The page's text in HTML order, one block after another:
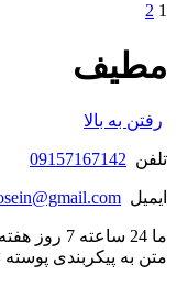
1
2
مطیف
رفتن به بالا
تلفن 09157167142
ایمیل
ما 24
متن به پیکربندی